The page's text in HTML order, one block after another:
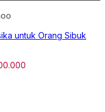
untuk Orang Sibuk